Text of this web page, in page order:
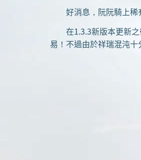
好消息，阮阮騎上稀
在1.3.3新版本更新之
易！不過由於祥瑞混沌